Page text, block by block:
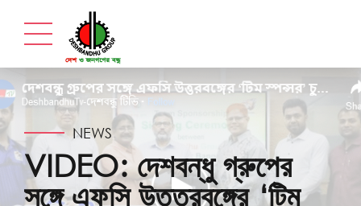
NEWS
VIDEO: দেশবন্ধু গ্রুপের
সঙ্গে এফসি উত্তরবঙ্গের ‘টিম